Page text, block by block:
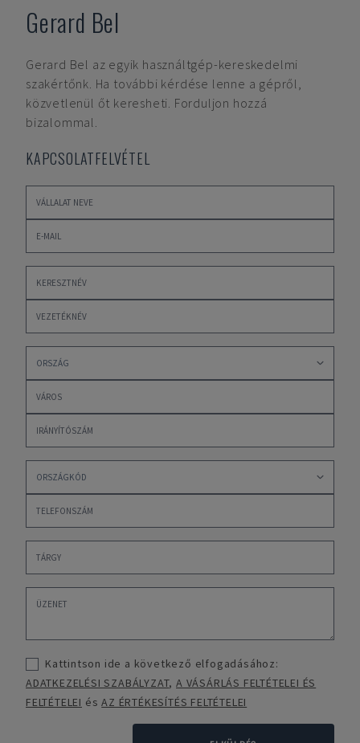
Gerard Bel
Gerard Bel az egyik használtgép-kereskedelmi
szakértőnk. Ha további kérdése lenne a gépről,
közvetlenül őt keresheti. Forduljon hozzá
bizalommal.
KAPCSOLATFELVÉTEL
Kattintson ide a következő elfogadásához:
ADATKEZELÉSI SZABÁLYZAT,A VÁSÁRLÁS FELTÉTELEI ÉS
FELTÉTELEI ésAZ ÉRTÉKESÍTÉS FELTÉTELEI